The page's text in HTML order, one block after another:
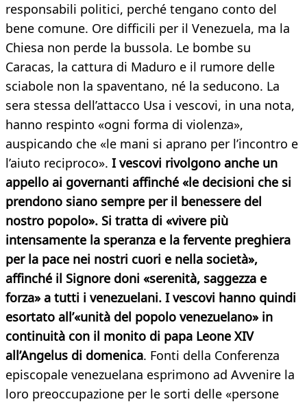
responsabili politici, perché tengano conto del
bene comune. Ore difficili per il Venezuela, ma la
Chiesa non perde la bussola. Le bombe su
Caracas, la cattura di Maduro e il rumore delle
sciabole non la spaventano, né la seducono. La
sera stessa dell’attacco Usa i vescovi, in una nota,
hanno respinto «ogni forma di violenza»,
auspicando che «le mani si aprano per l’incontro e
l’aiuto reciproco». I vescovi rivolgono anche un
appello ai governanti affinché «le decisioni che si
prendono siano sempre per il benessere del
nostro popolo». Si tratta di «vivere più
intensamente la speranza e la fervente preghiera
per la pace nei nostri cuori e nella società»,
affinché il Signore doni «serenità, saggezza e
forza» a tutti i venezuelani. I vescovi hanno quindi
esortato all’«unità del popolo venezuelano» in
continuità con il monito di papa Leone XIV
all’Angelus di domenica. Fonti della Conferenza
episcopale venezuelana esprimono ad Avvenire la
loro preoccupazione per le sorti delle «persone